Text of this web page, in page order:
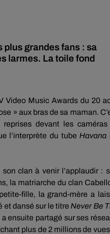
plus grandes fans : sa
larmes. La toile fond
Video Music Awards du 20
» aux bras de sa maman.
devant les
l’interprète du tube Havana
clan à venir l’applaudir :
la matriarche du clan
fille, la grand-mère a
et dansé sur le titre Never Be
ensuite partagé sur ses
plus de 2 millions de